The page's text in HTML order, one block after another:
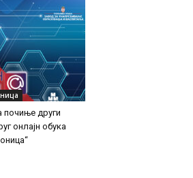
почиње други
онлајн обука